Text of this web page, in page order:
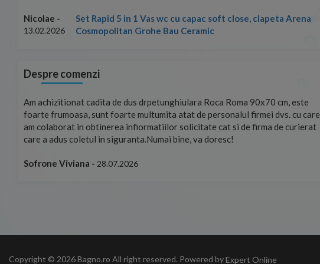
Nicolae -
13.02.2026
Set Rapid 5 in 1 Vas wc cu capac soft close, clapeta Arena
Cosmopolitan Grohe Bau Ceramic
Despre comenzi
Am achizitionat cadita de dus drpetunghiulara Roca Roma 90x70 cm, este
foarte frumoasa, sunt foarte multumita atat de personalul firmei dvs. cu care
am colaborat in obtinerea infiormatiilor solicitate cat si de firma de curierat
care a adus coletul in siguranta.Numai bine, va doresc!
Sofrone Viviana - 28.07.2026
Copyright © 2026 Bagno.ro All right reserved. Powered byExpert Online